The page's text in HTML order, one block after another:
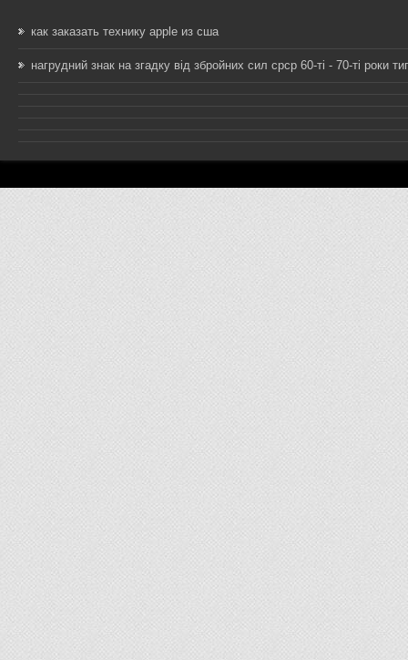
как заказать технику apple из сша
нагрудний знак на згадку від збройних сил срср 60-ті - 70-ті роки